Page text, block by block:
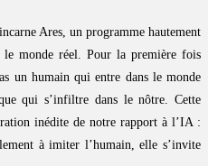
incarne Ares, un programme hautement
monde réel. Pour la première fois
un humain qui entre dans le monde
qui s’infiltre dans le nôtre. Cette
inédite de notre rapport à l’IA :
à imiter l’humain, elle s’invite